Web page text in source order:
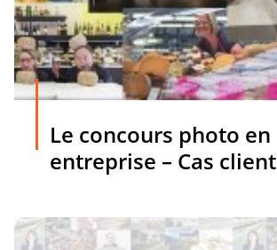
Le concours photo en
entreprise – Cas client